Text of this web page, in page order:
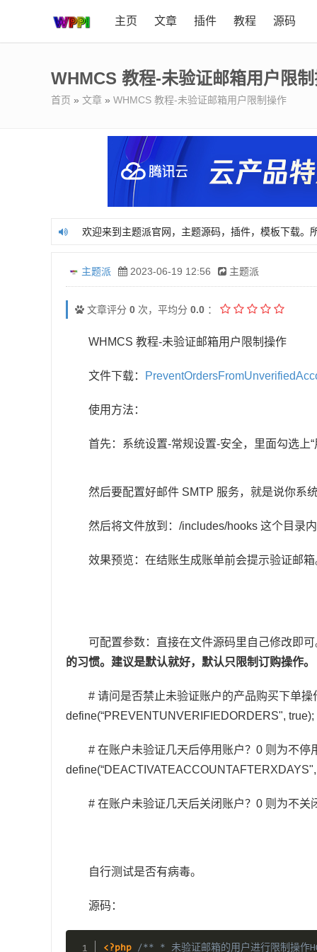
主页 文章 插件 教程 源码
WHMCS 教程-未验证邮箱用户限
首页 » 文章 » WHMCS 教程-未验证邮箱用户限制操作
欢迎来到主题派官网，主题源码，插件，模板下载。
主题派 2023-06-19 12:56 主题派
文章评分 0 次，平均分 0.0 ：
WHMCS 教程-未验证邮箱用户限制操作
文件下载：
使用方法：
首先：系统设置-常规设置-安全，里面勾选上
然后要配置好邮件 SMTP 服务，就是说你系
然后将文件放到：/includes/hooks 这个目录
效果预览：在结账生成账单前会提示验证邮
可配置参数：直接在文件源码里自己修改即可
的习惯。建议是默认就好，默认只限制订购操作。
# 请问是否禁止未验证账户的产品购买下单
define(“PREVENTUNVERIFIEDORDERS", true);
# 在账户未验证几天后停用账户？0 则为不停
# 在账户未验证几天后关闭账户？0 则为不关
自行测试是否有病毒。
源码：
<?php /** * 未验证邮箱的用户进行限制操作